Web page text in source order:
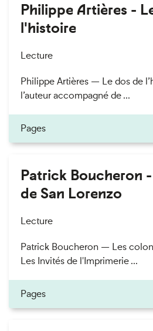
Philippe Artières -
l'histoire
Lecture
Philippe Artières — Le dos de
l’auteur accompagné de ...
Pages
Patrick Boucheron
de San Lorenzo
Lecture
Patrick Boucheron — Les
Les Invités de l'Imprimerie ...
Pages